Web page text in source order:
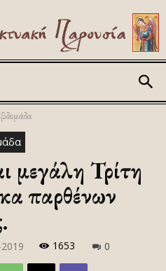
μεγάλη Τρίτη
παρθένων
1653 0